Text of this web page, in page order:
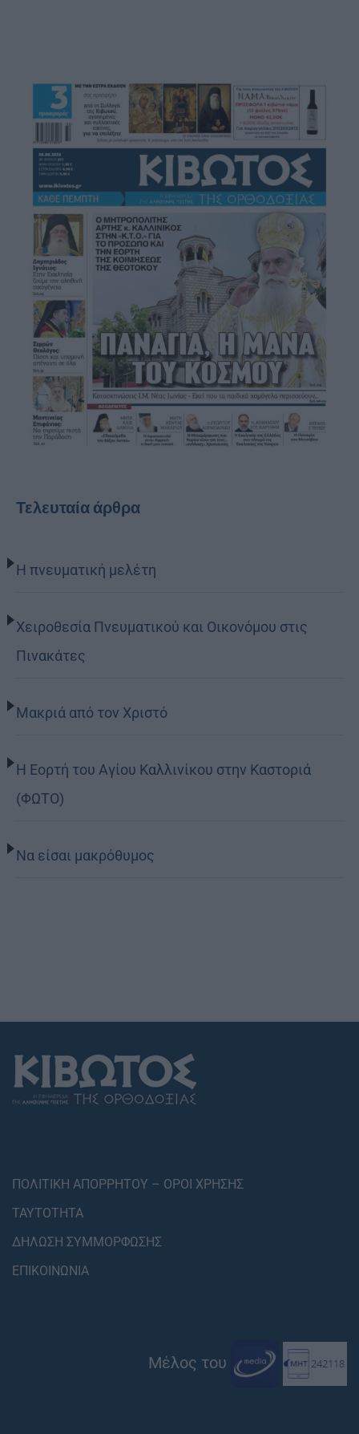
Τελευταία άρθρα
Η πνευματική μελέτη
Χειροθεσία Πνευματικού και Οικονόμου στις
Πινακάτες
Μακριά από τον Χριστό
Η Εορτή του Αγίου Καλλινίκου στην Καστοριά
(ΦΩΤΟ)
Να είσαι μακρόθυμος
ΠΟΛΙΤΙΚΗ ΑΠΟΡΡΗΤΟΥ – ΟΡΟΙ ΧΡΗΣΗΣ
ΤΑΥΤΟΤΗΤΑ
ΔΗΛΩΣΗ ΣΥΜΜΟΡΦΩΣΗΣ
ΕΠΙΚΟΙΝΩΝΙΑ
Μέλος του